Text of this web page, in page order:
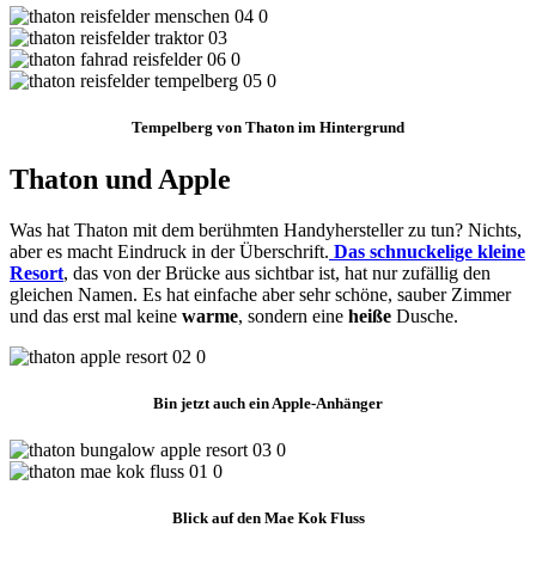
Tempelberg von Thaton im Hintergrund
Thaton und Apple
Was hat Thaton mit dem berühmten Handyhersteller zu tun? Nichts,
aber es macht Eindruck in der Überschrift. Das schnuckelige kleine
Resort, das von der Brücke aus sichtbar ist, hat nur zufällig den
gleichen Namen. Es hat einfache aber sehr schöne, sauber Zimmer
und das erst mal keine warme, sondern eine heiße Dusche.
Bin jetzt auch ein Apple-Anhänger
Blick auf den Mae Kok Fluss